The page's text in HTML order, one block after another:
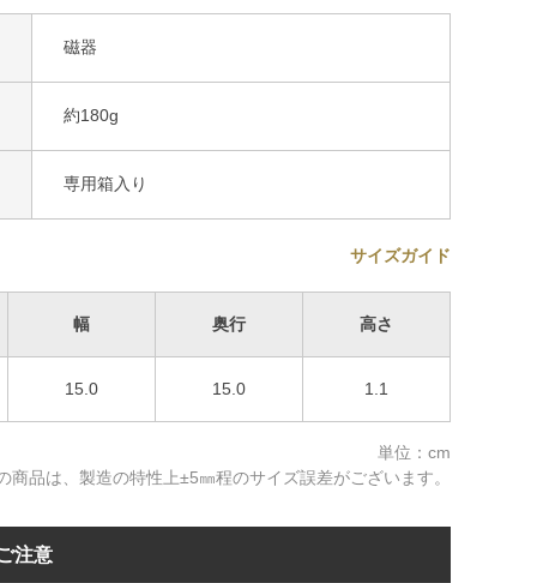
磁器
約180g
専用箱入り
サイズガイド
幅 奥行 高さ
15.0 15.0 1.1
単位：cm
商品は、製造の特性上±5㎜程のサイズ誤差がございます。
注意